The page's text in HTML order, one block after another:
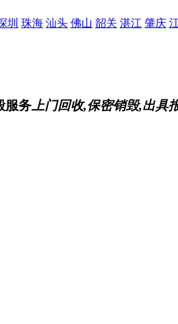
圳 珠海 汕头 佛山 韶关 湛江 肇庆
服务 上门回收,保密销毁,出具